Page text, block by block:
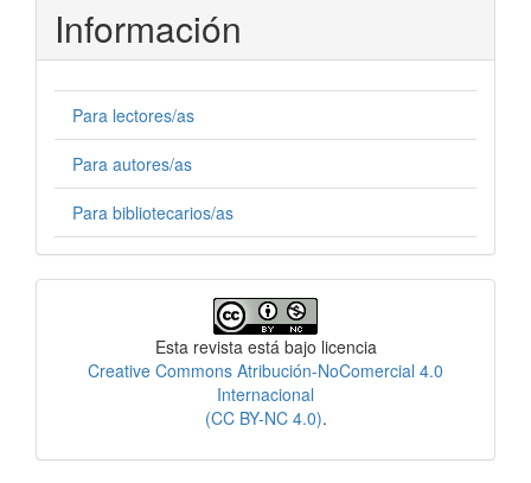
Información
Para lectores/as
Para autores/as
Para bibliotecarios/as
Esta revista está bajo licencia
Creative Commons Atribución-NoComercial 4.0
Internacional
(CC BY-NC 4.0).